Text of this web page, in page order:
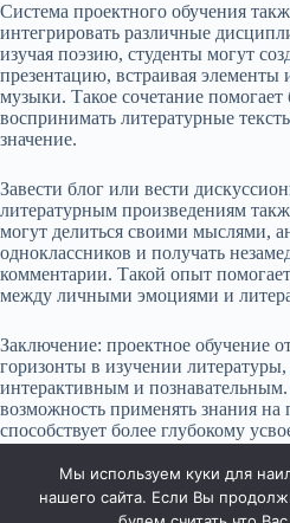
Система проектного обучения
интегрировать различные
изучая поэзию, студенты могут
презентацию, встраивая элементы
музыки. Такое сочетание помогает
воспринимать литературные
значение.
Завести блог или вести
литературным произведениям
могут делиться своими мыслями,
одноклассников и получать
комментарии. Такой опыт помогает
между личными эмоциями и
Заключение: проектное обучение
горизонты в изучении литературы,
интерактивным и
возможность применять знания на
способствует более глубокому
обществе.Мы используем куки для
нашего сайта. Если Вы